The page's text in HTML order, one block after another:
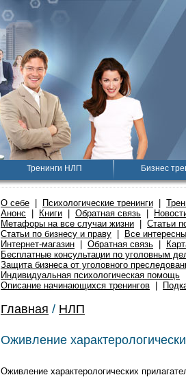
Тренинги НЛП Бизнес
О себе Психологические тренинги
Анонс
Книги Обратная связь
Метафоры на все случаи жизни
Статьи
Статьи по бизнесу и праву
Все
Интернет-магазин
Обратная связь
Бесплатные консультации по уголовным
Защита бизнеса от уголовного
Индивидуальная психологическая помощь
Описание начинающихся тренингов
Главная / НЛП
Оживление
Оживление характерологических